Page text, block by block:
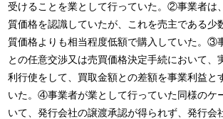
受けることを業として行っていた。②事業者は
質価格を認識していたが、これを売主である少
質価格よりも相当程度低額で購入していた。③
との任意交渉又は売買価格決定手続において、
利行使をして、買取金額との差額を事業利益と
いた。④事業者が業として行っていた同様のケ
いて、発行会社の譲渡承認が得られず、発行会